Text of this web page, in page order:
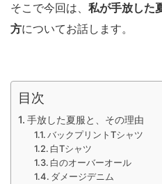
そこで今回は、 私が手放した
方についてお話します。
目次
手放した夏服と、その理由
バックプリントTシャツ
白Tシャツ
白のオーバーオール
ダメージデニム